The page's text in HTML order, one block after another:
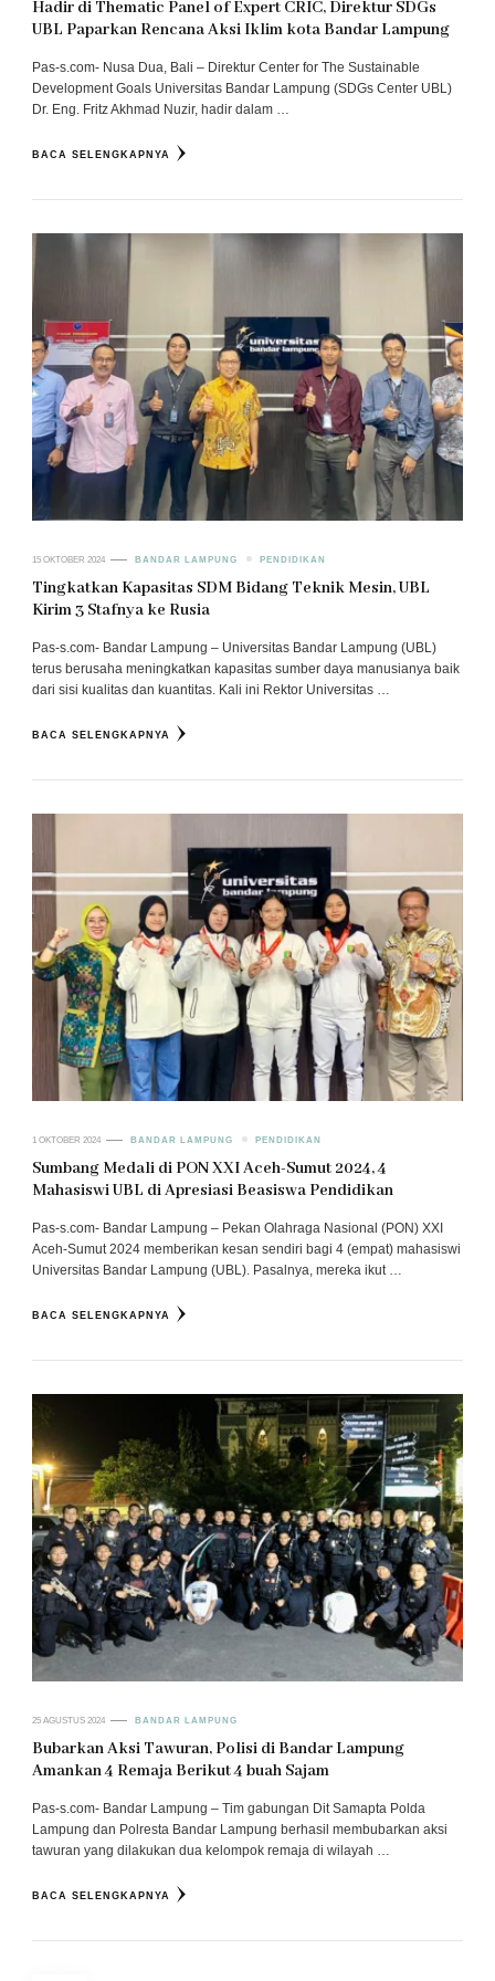
Hadir di Thematic Panel of Expert CRIC, Direktur SDGs
UBL Paparkan Rencana Aksi Iklim kota Bandar Lampung
Pas-s.com- Nusa Dua, Bali – Direktur Center for The Sustainable
Development Goals Universitas Bandar Lampung (SDGs Center UBL)
Dr. Eng. Fritz Akhmad Nuzir, hadir dalam …
BACA SELENGKAPNYA
15 OKTOBER 2024 BANDAR LAMPUNG PENDIDIKAN
Tingkatkan Kapasitas SDM Bidang Teknik Mesin, UBL
Kirim 3 Stafnya ke Rusia
Pas-s.com- Bandar Lampung – Universitas Bandar Lampung (UBL)
terus berusaha meningkatkan kapasitas sumber daya manusianya baik
dari sisi kualitas dan kuantitas. Kali ini Rektor Universitas …
BACA SELENGKAPNYA
1 OKTOBER 2024 BANDAR LAMPUNG PENDIDIKAN
Sumbang Medali di PON XXI Aceh-Sumut 2024, 4
Mahasiswi UBL di Apresiasi Beasiswa Pendidikan
Pas-s.com- Bandar Lampung – Pekan Olahraga Nasional (PON) XXI
Aceh-Sumut 2024 memberikan kesan sendiri bagi 4 (empat) mahasiswi
Universitas Bandar Lampung (UBL). Pasalnya, mereka ikut …
BACA SELENGKAPNYA
25 AGUSTUS 2024 BANDAR LAMPUNG
Bubarkan Aksi Tawuran, Polisi di Bandar Lampung
Amankan 4 Remaja Berikut 4 buah Sajam
Pas-s.com- Bandar Lampung – Tim gabungan Dit Samapta Polda
Lampung dan Polresta Bandar Lampung berhasil membubarkan aksi
tawuran yang dilakukan dua kelompok remaja di wilayah …
BACA SELENGKAPNYA